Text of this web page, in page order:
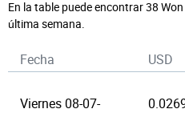
En la table puede encontrar 38
última semana.
Fecha USD
Viernes 08-07-